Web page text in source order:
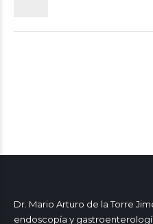
Dr. Mario Arturo de la Torre
endoscopía y